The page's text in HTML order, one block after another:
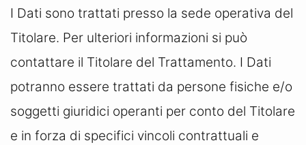
I Dati sono trattati presso la sede operativa del
Titolare. Per ulteriori informazioni si può
contattare il Titolare del Trattamento. I Dati
potranno essere trattati da persone fisiche e/o
soggetti giuridici operanti per conto del Titolare
e in forza di specifici vincoli contrattuali e